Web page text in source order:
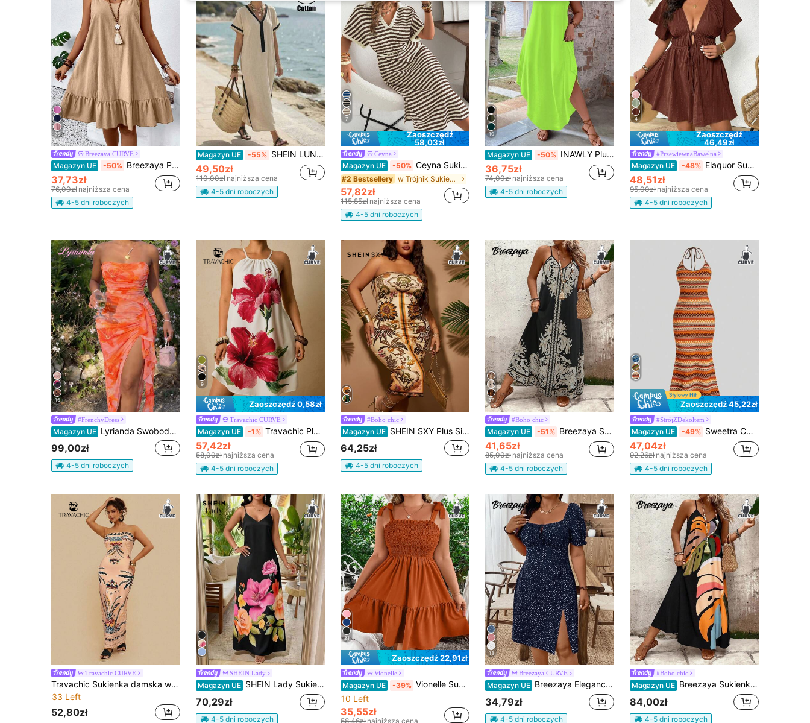
25
Breezaya CURVE
Magazyn UE -50% Breezaya Plus Size Kobiety Lato Swobodny Styl Wakacyjny Jednolity Kolor Falbana U dołu Luźna Sukienka na Ramiączkach Sukienka z Czystej Bawełny Damskie Sukienki Na Co Dzień Dla Kobiet Letnie Sukienki Damskie Sukienka Zanzea Dla Kobiet
37,73zł
76,00zł najniższa cena
4-5 dni roboczych
Magazyn UE -55% SHEIN LUNE CURVE Damska sukienka casual na wakacje wiosna/lato w dużym rozmiarze, z bawełny tkanej, gładka, z kontrastowym dekoltem w serek i kieszenią
49,50zł
110,00zł najniższa cena
4-5 dni roboczych
7
Zaoszczędź
58,03zł
Ceyna
Magazyn UE -50% Ceyna Sukienka dzianinowa w paski, w dużym rozmiarze, z krótkim rękawem, idealna na wiosnę i lato
#2 Bestsellery w Trójnik Sukienki w dużych rozmiarach
57,82zł
115,85zł najniższa cena
4-5 dni roboczych
10
Magazyn UE -50% INAWLY Plus Size Jednolity Kolor Wakacyjna Sukienka Casualowa Z Zakrzywionym Dółem Maxi Strój Damski
36,75zł
74,00zł najniższa cena
4-5 dni roboczych
4
Zaoszczędź
46,49zł
#PrzewiewnaBawełna
Magazyn UE -48% Elaquor Sukienka w dużym rozmiarze, swobodna, wakacyjna, teksturowana, z falbaniastymi rękawami, dekoltem w serek i wiązaniem w talii
48,51zł
95,00zł najniższa cena
4-5 dni roboczych
16
#FrenchyDress
Magazyn UE Lyrianda Swobodna, elegancka, minimalistyczna sukienka midi z francuskimi plisami i kwiatowym wzorem w kwiaty, z asymetrycznym dołem i bez ramiączek, pomarańczowa, letnia, w dużych rozmiarach
99,00zł
4-5 dni roboczych
9
Zaoszczędź 0,58zł
Travachic CURVE
Magazyn UE -1% Travachic Plus Size Bezrękawnik z pełnym nadrukiem Sukienka letnia z halterem Sukienka na ukończenie szkoły Sukienka Derby Tropikalny wzór Letnie stroje dla kobiet Stroje wakacyjne Damskie stroje na koncert country Stroje rave Stroje na koncert festiwalowy dla kobiet Strój na ukończenie szkoły Europejskie letnie stroje Nashville Wakacje na plaży Tropikalne wakacje
57,42zł
58,00zł najniższa cena
4-5 dni roboczych
#Boho chic
Magazyn UE SHEIN SXY Plus Size Women Wiosna i Lato Elegancka Seksowna Kwiatowa Botaniczna Nadrukowana Totemiczna Wzór Bodycon Slim-Fit Sukienka Tuba, Nadaje Się Do Codziennego Noszenia
64,25zł
4-5 dni roboczych
37
#Boho chic
Magazyn UE -51% Breezaya Sukienka damska na co dzień, luźna, z nadrukiem kwiatowym, w dużych rozmiarach, odpowiednia do noszenia na co dzień i na święta
41,65zł
85,00zł najniższa cena
4-5 dni roboczych
Zaoszczędź 45,22zł
#StrójZDekoltem
Magazyn UE -49% Sweetra CURVE Styl boho wakacje plaża lato vintage kobiety dzianina sukienka na ramiączkach
47,04zł
92,26zł najniższa cena
4-5 dni roboczych
Travachic CURVE
Travachic Sukienka damska w dużym rozmiarze z tropikalnym nadrukiem bez ramiączek, rozciągliwa dzianinowa długa sukienka na letnie wakacje
33 Left
52,80zł
SHEIN Lady
Magazyn UE SHEIN Lady Sukienka na ramiączkach z dekoltem w serek w kwiatowy wzór, rozmiar plus size, wakacyjna
70,29zł
4-5 dni roboczych
21
Zaoszczędź 22,91zł
Vionelle
Magazyn UE -39% Vionelle Sukienka plisowana w jednolitym kolorze, w dużych rozmiarach, na randki i wyjścia
10 Left
35,55zł
58,46zł najniższa cena
13
Breezaya CURVE
Magazyn UE Breezaya Elegancka sukienka wakacyjna plus size z kwadratowym dekoltem, wiązaniem w talii, krótkimi bufiastymi rękawami i długością do kolan, w drobny kwiatowy wzór, letnia sukienka na wakacje
34,79zł
4-5 dni roboczych
#Boho chic
Magazyn UE Breezaya Sukienka damska Plus Size Boho Loose Fit z kwiatowym i liściastym nadrukiem, na ramiączkach typu spaghetti, na lato
84,00zł
4-5 dni roboczych